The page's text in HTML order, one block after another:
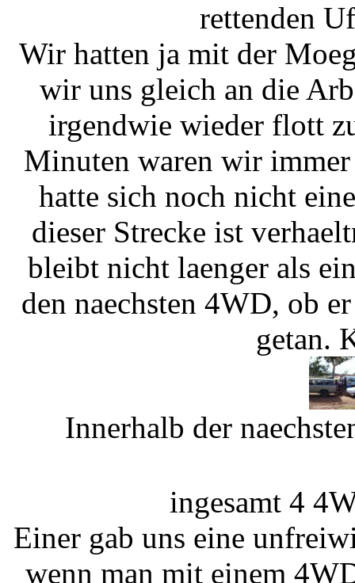
rettenden
Wir hatten ja mit der
wir uns gleich an die
irgendwie wieder flott
Minuten waren wir immer
hatte sich noch nicht
dieser Strecke ist
bleibt nicht laenger als
den naechsten 4WD, ob
getan.
Innerhalb der
ingesamt 4
Einer gab uns eine
wenn man mit einem